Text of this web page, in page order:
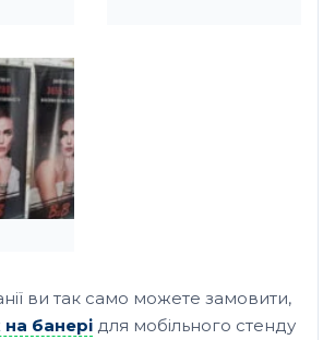
ви так само можете замовити,
банері для мобільного стенду